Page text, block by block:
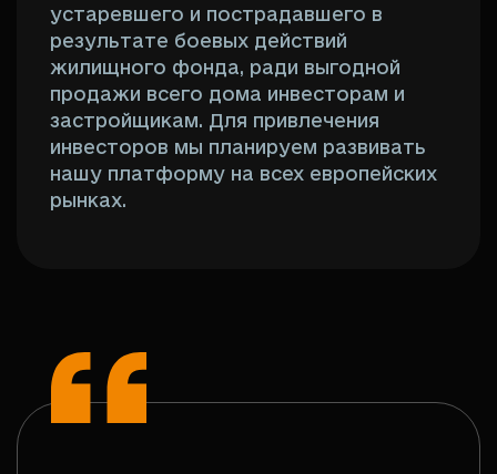
устаревшего и пострадавшего в
результате боевых действий
жилищного фонда, ради выгодной
продажи всего дома инвесторам и
застройщикам. Для привлечения
инвесторов мы планируем развивать
нашу платформу на всех европейских
рынках.